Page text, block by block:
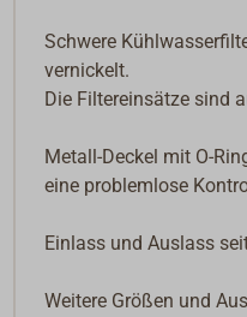
Schwere
vernickelt.
Die Filtereinsätze sind
Metall-Deckel mit O-
eine problemlose
Einlass und Auslass
Weitere Größen und